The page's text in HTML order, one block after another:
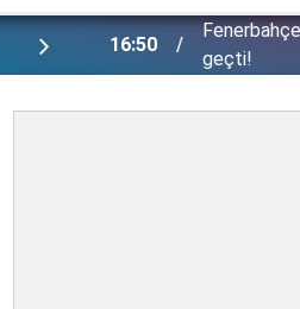
geçti!
15:37
kadını